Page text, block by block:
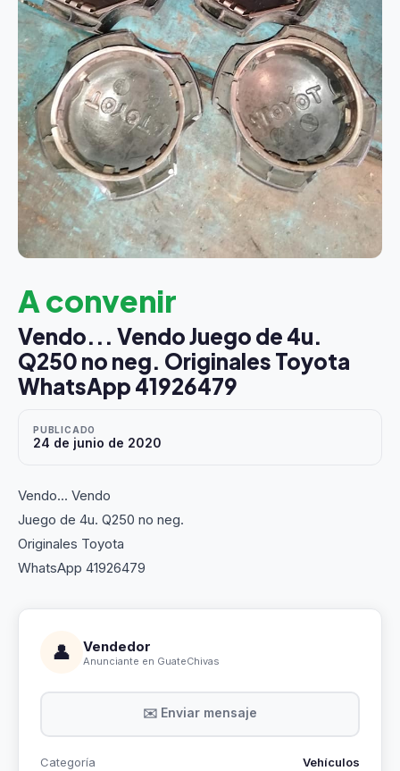
A convenir
Vendo... Vendo Juego de 4u.
Q250 no neg. Originales Toyota
WhatsApp 41926479
PUBLICADO
24 de junio de 2020
Vendo... Vendo
Juego de 4u. Q250 no neg.
Originales Toyota
WhatsApp 41926479
👤 Vendedor
Anunciante en GuateChivas
✉️ Enviar mensaje
Categoría
Vehículos